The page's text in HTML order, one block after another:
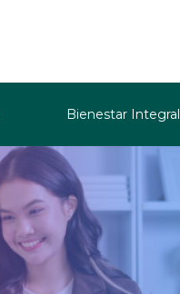
Bienestar Integral